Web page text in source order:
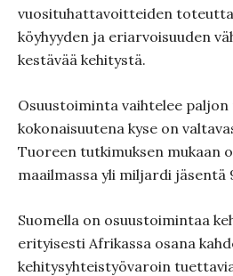
vuosituhattavoitteiden
köyhyyden ja eriarvoisuuden
kestävää kehitystä.
Osuustoiminta vaihtelee
kokonaisuutena kyse on
Tuoreen tutkimuksen mukaan
maailmassa yli miljardi jäsentä
Suomella on osuustoimintaa
erityisesti Afrikassa osana
kehitysyhteistyövaroin